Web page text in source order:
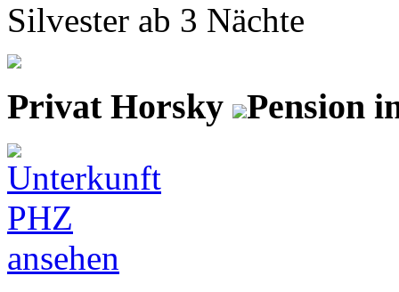
Silvester ab 3 Nächte
Privat Horsky Pension